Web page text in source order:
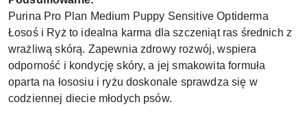
Purina Pro Plan Medium Puppy Sensitive Optiderma
Łosoś i Ryż to idealna karma dla szczeniąt ras średnich z
wrażliwą skórą. Zapewnia zdrowy rozwój, wspiera
odporność i kondycję skóry, a jej smakowita formuła
oparta na łososiu i ryżu doskonale sprawdza się w
codziennej diecie młodych psów.